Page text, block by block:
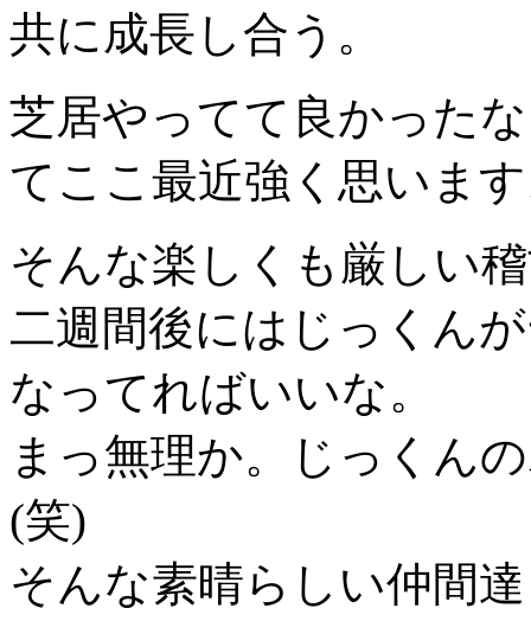
共に成長し合う。
芝居やってて良かった
てここ最近強く思いま
そんな楽しくも厳しい
二週間後にはじっくん
なってればいいな。
まっ無理か。じっくん
(笑)
そんな素晴らしい仲間